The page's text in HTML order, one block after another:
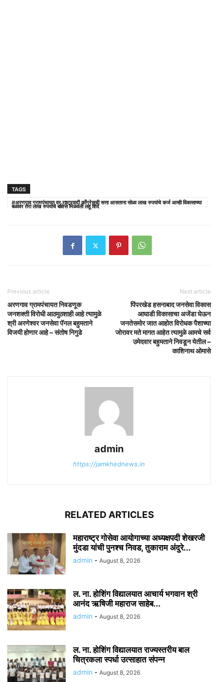
TAGS
#अरणगाव ग्रामपंचायत वर राष्ट्रवादी काँग्रेसची सत्ता आसताना सोळा लाख रुपयांचे कर्ज आम्ही विकासाच्या
बळावर तेरा लाख रुपयांचे बक्षिसे मिळवली लहू शिंदे
Previous article
अरणगाव ग्रामपंचायत निवडणूक
जनशक्ती विरोधी आठमुठशाही आहे त्यामुळे
श्री अरणेश्वर जनसेवा पॅनल बहुमताने
विजयी होणार आहे – संतोष निगुडे
Next article
पिंपरखेड हसनाबाद जनसेवा विकास
आघाडी विकासाचा अजेंडा घेऊन
जनतेसमोर जात आहोत विरोधक पैशाच्या
जोरावर मते मागत आहेत त्यामुळे आमचे सर्व
उमेदवार बहुमताने निवडून येतील –
काशिनाथ ओमासे
admin
https://jamkhednews.in
RELATED ARTICLES
महाराष्ट्र गोसेवा आयोगाच्या अध्यक्षपदी शेखरजी
मुंदडा यांची पुनश्च निवड, तुकाराम अंदुरे...
admin - August 8, 2026
ल. ना. होशिंग विद्यालयात आचार्य भगवान श्री
आनंद ऋषिजी महाराज साहेब...
admin - August 8, 2026
ल. ना. होशिंग विद्यालयात राज्यस्तरीय बाल
चित्रकला स्पर्धा उत्साहात संपन्न
admin - August 8, 2026